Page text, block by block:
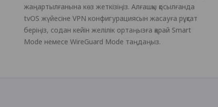
жаңартылғанына көз жеткізіңіз. Алғашқы қосылғанда
tvOS жүйесіне VPN конфигурациясын жасауға рұқсат
беріңіз, содан кейін желілік ортаңызға қарай Smart
Mode немесе WireGuard Mode таңдаңыз.